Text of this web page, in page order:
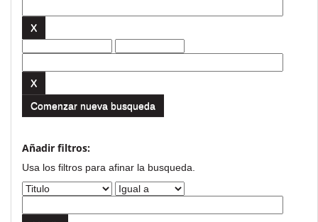
Comenzar nueva busqueda
Añadir filtros:
Usa los filtros para afinar la busqueda.